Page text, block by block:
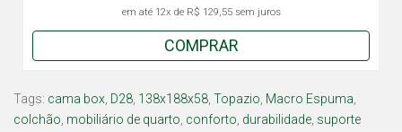
em até 12x de R$ 129,55sem juros
COMPRAR
Tags: cama box D28 138x188x58 Topazio Macro Espuma
colchão mobiliário de quarto conforto durabilidade suporte